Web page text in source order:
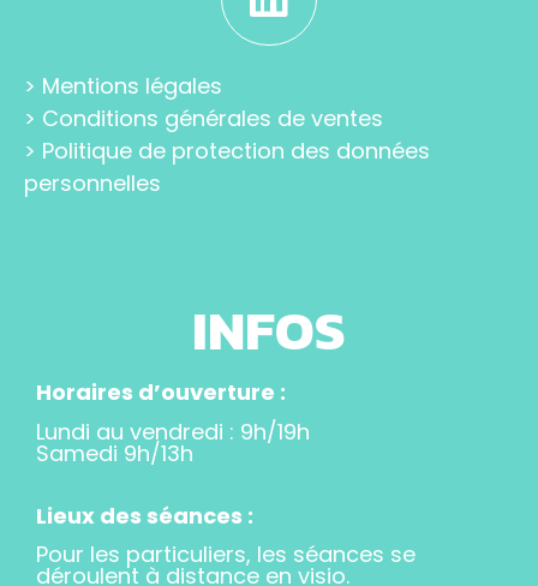
> Mentions légales
> Conditions générales de ventes
> Politique de protection des données
personnelles
INFOS
Horaires d’ouverture :
Lundi au vendredi : 9h/19h
Samedi 9h/13h
Lieux des séances :
Pour les particuliers, les séances se
déroulent à distance en visio.